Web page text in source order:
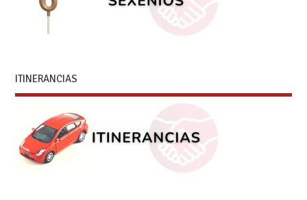
ITINERANCIAS